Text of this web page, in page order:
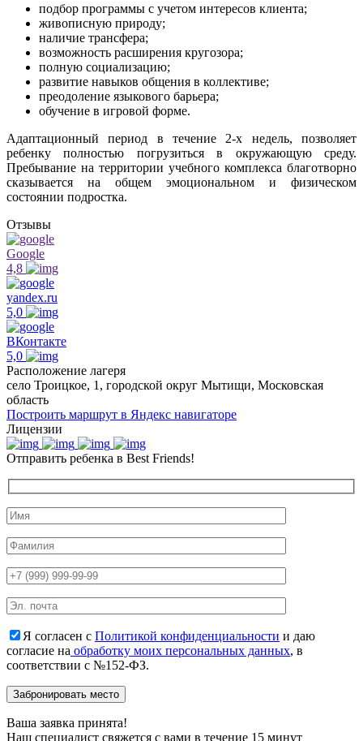
подбор программы с учетом интересов клиента;
живописную природу;
наличие трансфера;
возможность расширения кругозора;
полную социализацию;
развитие навыков общения в коллективе;
преодоление языкового барьера;
обучение в игровой форме.
Адаптационный период в течение 2-х недель, позволяет
ребенку полностью погрузиться в окружающую среду.
Пребывание на территории учебного комплекса благотворно
сказывается на общем эмоциональном и физическом
состоянии подростка.
Отзывы
Google
4,8
yandex.ru
5,0
ВКонтакте
5,0
Расположение лагеря
село Троицкое, 1, городской округ Мытищи, Московская
область
Построить маршрут в Яндекс навигаторе
Лицензии
Отправить ребенка в Best Friends!
Я согласен с Политикой конфиденциальности и даю
согласие на обработку моих персональных данных, в
соответствии с №152-ФЗ.
Ваша заявка принята!
Наш специалист свяжется с вами в течение 15 минут